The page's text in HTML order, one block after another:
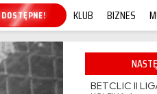
ONLINE! KLUB BIZNES
BETCLIC II